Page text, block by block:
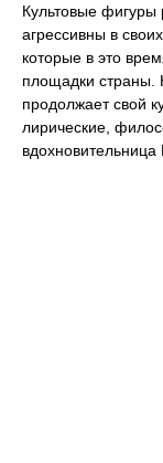
Культовые фигуры
агрессивны в
которые в это
площадки страны.
продолжает свой
лирические,